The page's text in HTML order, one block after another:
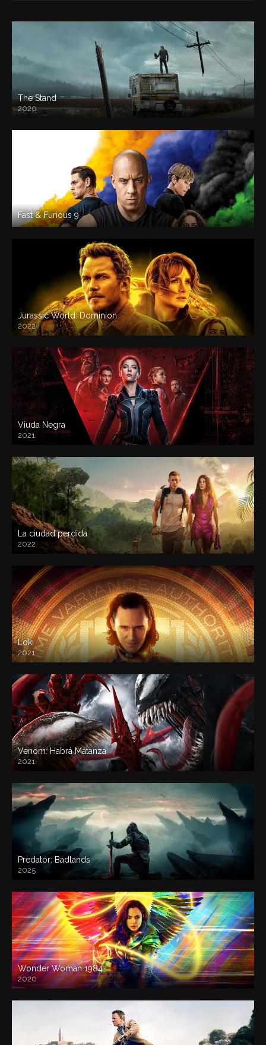
The Stand
2020
Fast & Furious 9
Jurassic World: Dominion
2022
Viuda Negra
2021
La ciudad perdida
2022
Loki
2021
Venom: Habrá Matanza
2021
Predator: Badlands
2025
Wonder Woman 1984
2020